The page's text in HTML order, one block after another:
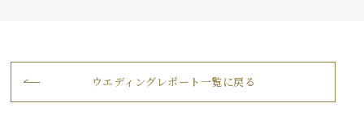
ウエディングレポート一覧に戻る